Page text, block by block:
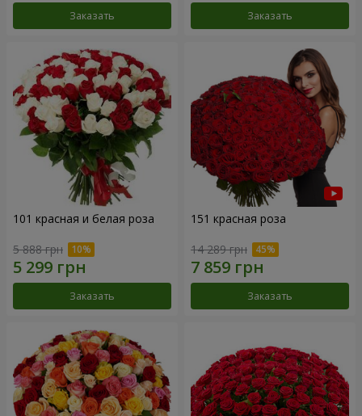
Заказать Заказать
101 красная и белая роза
5 888 грн
Заказать
151 красная роза
14 289 грн
Заказать